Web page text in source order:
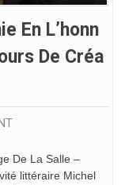
En L’honn
De Créa
De La Salle –
littéraire Michel